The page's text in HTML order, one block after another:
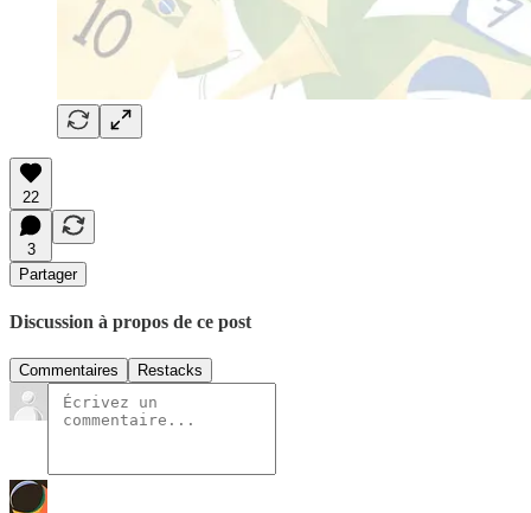
22
3
Partager
Discussion à propos de ce post
Commentaires Restacks